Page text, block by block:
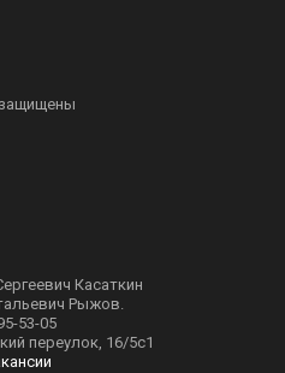
Касаткин
Рыжов.
53-05
переулок, 16/5с1